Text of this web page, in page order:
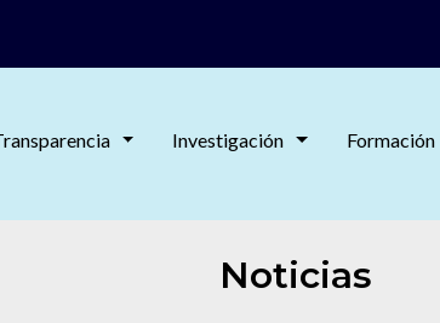
Investigación Formación
Noticias